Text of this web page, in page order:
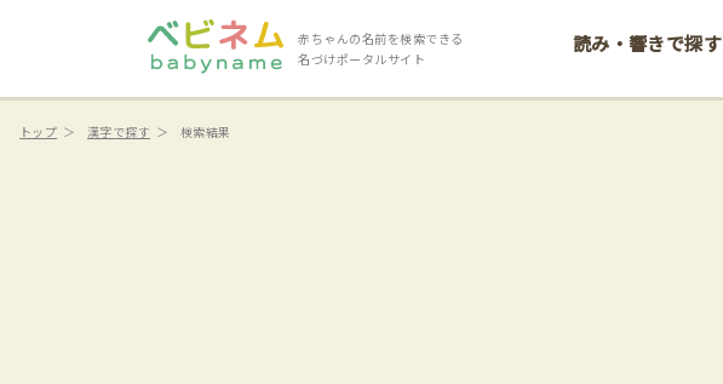
赤ちゃんの名前を検索できる
名づけポータルサイト
読み・響きで探す
トップ 漢字で探す 検索結果